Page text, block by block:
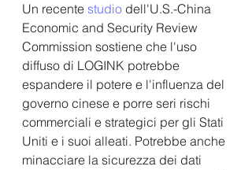
Un recente studio dell'U.S.-China
Economic and Security Review
Commission sostiene che l'uso
diffuso di LOGINK potrebbe
espandere il potere e l'influenza del
governo cinese e porre seri rischi
commerciali e strategici per gli Stati
Uniti e i suoi alleati. Potrebbe anche
minacciare la sicurezza dei dati